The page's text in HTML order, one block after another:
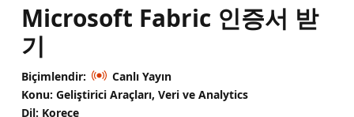
Microsoft Fabric 인증서 받
기
Biçimlendir:
Canlı Yayın
Konu: Geliştirici Araçları, Veri ve Analytics
Dil: Korece